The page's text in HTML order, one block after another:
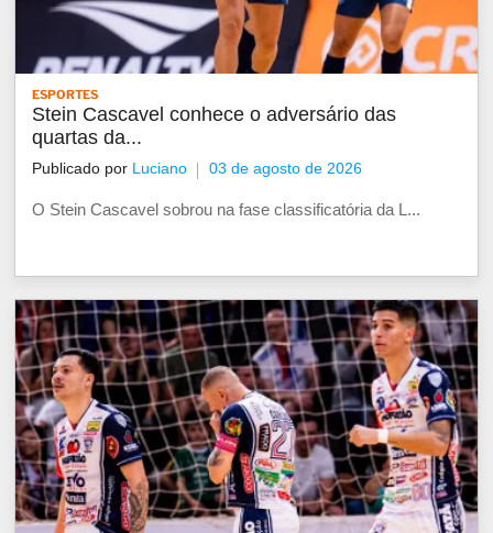
ESPORTES
Stein Cascavel conhece o adversário das
quartas da...
Publicado por Luciano 03 de agosto de 2026
O Stein Cascavel sobrou na fase classificatória da L...